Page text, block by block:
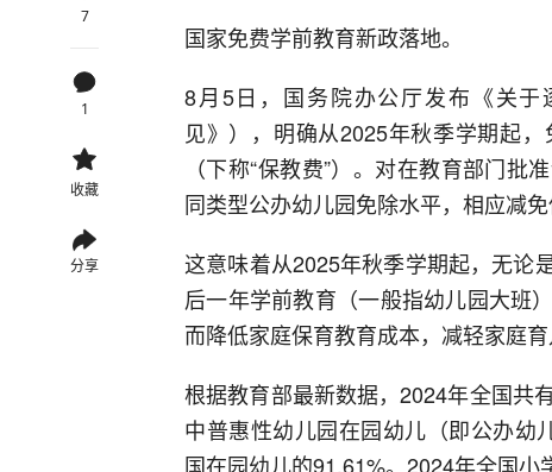
7
1
收藏
分享
国家免费学前教育新政落地。
8月5日，国务院办公厅发布《关
见》），明确从2025年秋季学期起
（下称“保教费”）。对在教育部门
同类型公办幼儿园免除水平，相应减免
这意味着从2025年秋季学期起，无论
后一年学前教育（一般指幼儿园大班
而降低家庭保育教育成本，减轻家庭
根据教育部最新数据，2024年全国共
中普惠性幼儿园在园幼儿（即公办幼
国在园幼儿的91.61%。2024年全国小